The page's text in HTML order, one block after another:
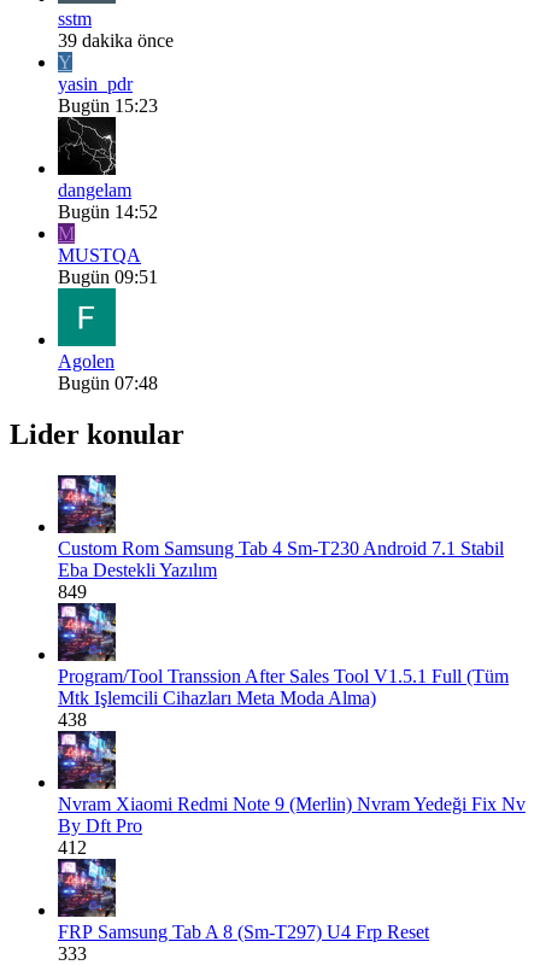
sstm
39 dakika önce
Y
yasin_pdr
Bugün 15:23
dangelam
Bugün 14:52
M
MUSTQA
Bugün 09:51
Agolen
Bugün 07:48
Lider konular
Custom Rom Samsung Tab 4 Sm-T230 Android 7.1 Stabil
Eba Destekli Yazılım
849
Program/Tool Transsion After Sales Tool V1.5.1 Full (Tüm
Mtk Işlemcili Cihazları Meta Moda Alma)
438
Nvram Xiaomi Redmi Note 9 (Merlin) Nvram Yedeği Fix Nv
By Dft Pro
412
FRP Samsung Tab A 8 (Sm-T297) U4 Frp Reset
333